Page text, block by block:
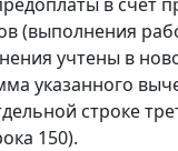
(выполнения
учтены в
указанного
строке
150).